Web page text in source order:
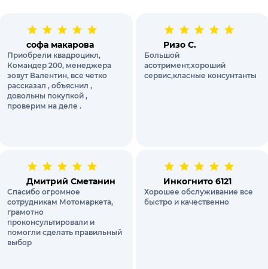
софа макарова
Приобрели квадроцикл,
Командер 200, менеджера
зовут Валентин, все четко
рассказал , объяснил ,
довольны покупкой ,
проверим на деле .
Ризо С.
Большой
асотримент,хороший
сервис,класные консунтанты
Дмитрий Сметанин
Спасибо огромное
сотрудникам Мотомаркета,
грамотно
проконсультировали и
помогли сделать правильный
выбор
Инкогнито 6121
Хорошее обслуживание все
быстро и качественно